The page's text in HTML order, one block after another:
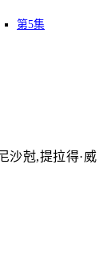
第5集
沙尅,提拉得·威